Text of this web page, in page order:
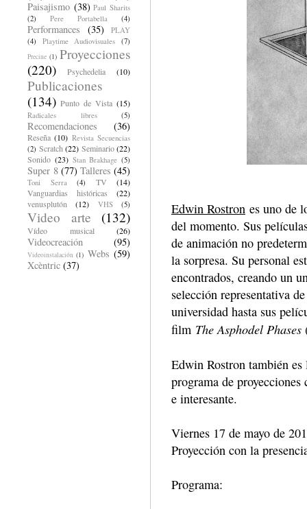
Edwin Rostron es uno de
del momento. Sus
de animación no
la sorpresa. Su personal
encontrados, creando un
selección representativa
universidad hasta sus
film The Asphodel Phases
Edwin Rostron también
programa de
e interesante.
Viernes 17 de mayo de
Proyección con la
Programa:
Paisajismo (38) Paul Sharits
(2)
Pere Portabella (4)
Performances (35)
PLAY
(4)
Playtime Audiovisuales (7)
Precine (1) Proyecciones
(220)
Psychedelia (10)
Publicaciones
(134) Punto de Vista (15)
Radicales libres (5)
Recomendaciones (36)
Reseña (10) Revista Secuencias
(2) Scratch (22) Seminario (22)
Sonido (23) Stan Brakhage (5)
Super 8 (77) Talleres (45)
Toni Serra (4) TV
(14)
Vanguardias históricas
(22)
venusplutón
(12) VHS (5)
Video arte (132)
Vídeo musical (26)
Videocreación (95)
Videoinstalación (1) Webs (59)
Xcèntric (37)